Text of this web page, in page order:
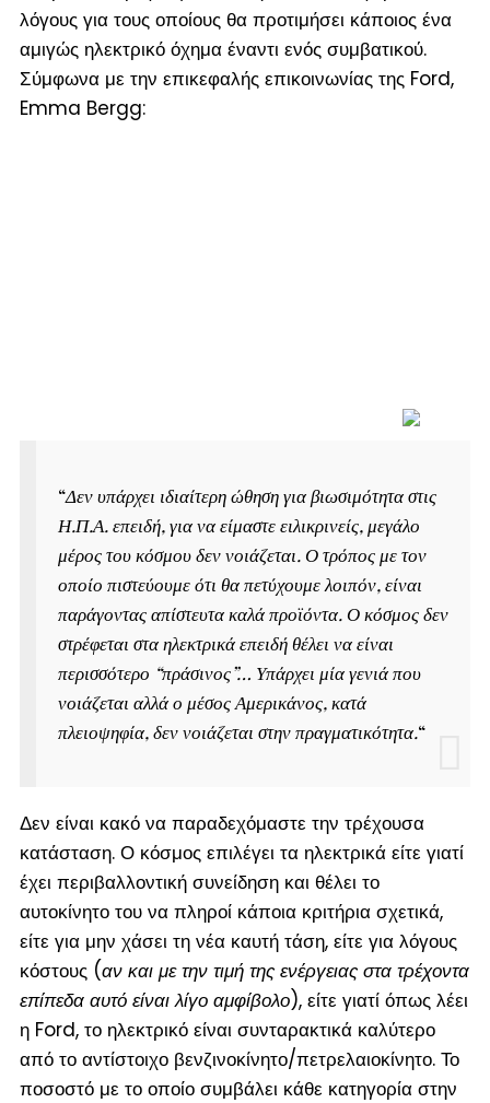
λόγους για τους οποίους θα προτιμήσει κάποιος ένα
αμιγώς ηλεκτρικό όχημα έναντι ενός συμβατικού.
Σύμφωνα με την επικεφαλής επικοινωνίας της Ford,
Emma Bergg:
“Δεν υπάρχει ιδιαίτερη ώθηση για βιωσιμότητα στις
Η.Π.Α. επειδή, για να είμαστε ειλικρινείς, μεγάλο
μέρος του κόσμου δεν νοιάζεται. Ο τρόπος με τον
οποίο πιστεύουμε ότι θα πετύχουμε λοιπόν, είναι
παράγοντας απίστευτα καλά προϊόντα. Ο κόσμος δεν
στρέφεται στα ηλεκτρικά επειδή θέλει να είναι
περισσότερο “πράσινος”… Υπάρχει μία γενιά που
νοιάζεται αλλά ο μέσος Αμερικάνος, κατά
πλειοψηφία, δεν νοιάζεται στην πραγματικότητα.“
Δεν είναι κακό να παραδεχόμαστε την τρέχουσα
κατάσταση. Ο κόσμος επιλέγει τα ηλεκτρικά είτε γιατί
έχει περιβαλλοντική συνείδηση και θέλει το
αυτοκίνητο του να πληροί κάποια κριτήρια σχετικά,
είτε για μην χάσει τη νέα καυτή τάση, είτε για λόγους
κόστους (αν και με την τιμή της ενέργειας στα τρέχοντα
επίπεδα αυτό είναι λίγο αμφίβολο), είτε γιατί όπως λέει
η Ford, το ηλεκτρικό είναι συνταρακτικά καλύτερο
από το αντίστοιχο βενζινοκίνητο/πετρελαιοκίνητο. Το
ποσοστό με το οποίο συμβάλει κάθε κατηγορία στην